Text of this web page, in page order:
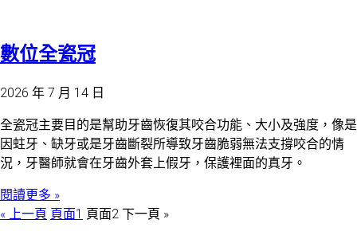
數位全瓷冠
2026 年 7 月 14 日
全瓷冠主要目的是幫助牙齒恢復其咬合功能、大小及強度，像是
因蛀牙、缺牙或是牙齒斷裂所導致牙齒脆弱無法支撐咬合的情
況，牙醫師就會在牙齒外套上假牙，保護裡面的真牙。
閱讀更多 »
« 上一頁 頁面1 頁面2 下一頁 »